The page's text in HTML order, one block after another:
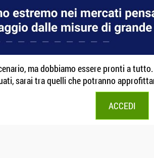
ma dobbiamo essere pronti a
sarai tra quelli che potranno
ACCEDI